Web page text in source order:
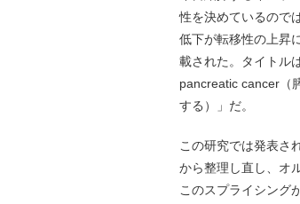
性を決めているので
低下が転移性の上昇
載された。タイトル
pancreatic cancer（
する）」だ。
この研究では発表さ
から整理し直し、オ
このスプライシング